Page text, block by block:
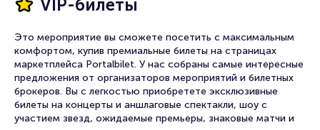
VIP-билеты
Это мероприятие вы сможете посетить с максимальным
комфортом, купив премиальные билеты на страницах
маркетплейса Portalbilet. У нас собраны самые интересные
предложения от организаторов мероприятий и билетных
брокеров. Вы с легкостью приобретете эксклюзивные
билеты на концерты и аншлаговые спектакли, шоу с
участием звезд, ожидаемые премьеры, знаковые матчи и